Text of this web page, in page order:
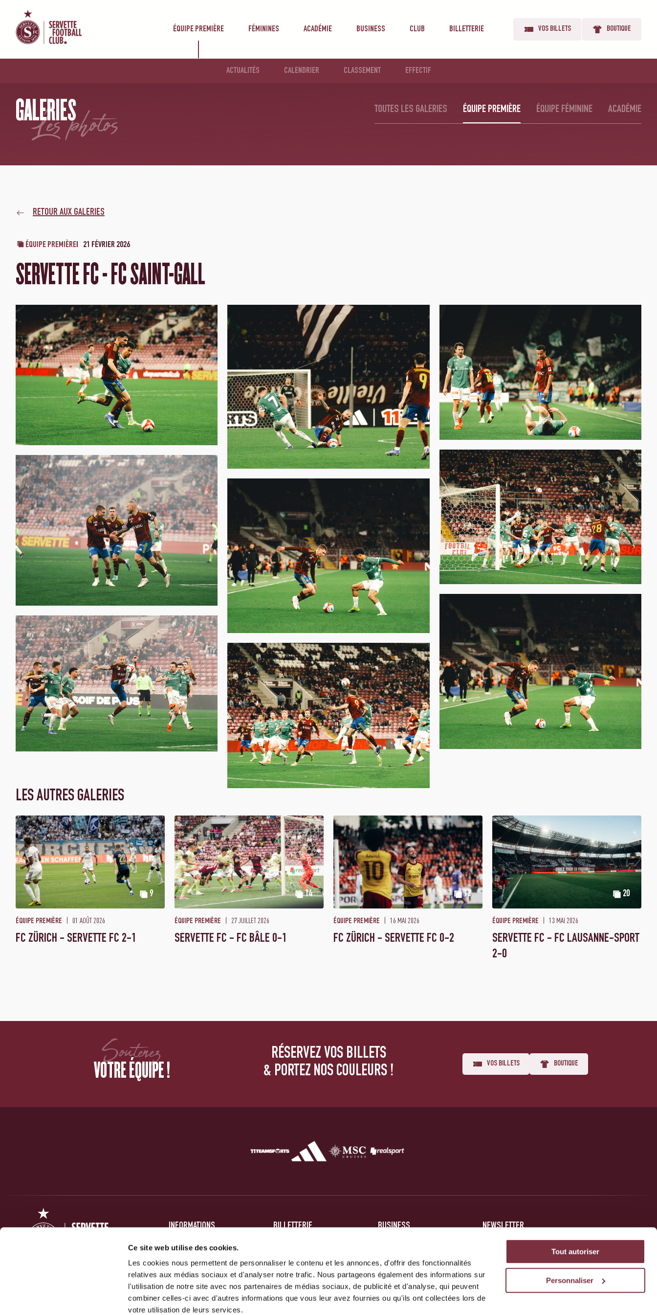
Ce site web utilise des cookies.
Les cookies nous permettent de personnaliser le contenu et les annonces, d'offrir des fonctionnalités
relatives aux médias sociaux et d'analyser notre trafic. Nous partageons également des informations sur
l'utilisation de notre site avec nos partenaires de médias sociaux, de publicité et d'analyse, qui peuvent
combiner celles-ci avec d'autres informations que vous leur avez fournies ou qu'ils ont collectées lors de
votre utilisation de leurs services.
Tout autoriser
Personnaliser
ÉQUIPE PREMIÈRE FÉMININES ACADÉMIE BUSINESS CLUB BILLETTERIE
ACTUALITÉS CALENDRIER CLASSEMENT EFFECTIF
VOS BILLETS BOUTIQUE
GALERIESles photos TOUTES LES GALERIES ÉQUIPE PREMIÈRE ÉQUIPE FÉMININE ACADÉMIE
RETOUR AUX GALERIES
ÉQUIPE PREMIÈRE 21 FÉVRIER 2026
SERVETTE FC - FC SAINT-GALL
LES AUTRES GALERIES
9
ÉQUIPE PREMIÈRE 01 AOÛT 2026
FC ZÜRICH - SERVETTE FC 2-1
14
ÉQUIPE PREMIÈRE 27 JUILLET 2026
SERVETTE FC - FC BÂLE 0-1
12
ÉQUIPE PREMIÈRE 16 MAI 2026
FC ZÜRICH - SERVETTE FC 0-2
20
ÉQUIPE PREMIÈRE 13 MAI 2026
SERVETTE FC - FC LAUSANNE-SPORT
2-0
Soutenez
VOTRE ÉQUIPE !
RÉSERVEZ VOS BILLETS
& PORTEZ NOS COULEURS !
VOS BILLETS BOUTIQUE
INFORMATIONS
PRESSE
FORUM
ACTUALITÉS
GALERIES
BILLETTERIE
ABONNEMENTS
BUSINESS
PARTENAIRES
NEWSLETTER
Inscrivez-vous et soyez au courant des dernières nouvelles
concernant votre club.